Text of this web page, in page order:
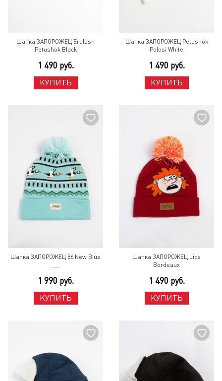
Шапка ЗАПОРОЖЕЦ Eralash
Petushok Black
1 490 руб.
КУПИТЬ
Шапка ЗАПОРОЖЕЦ Petushok
Polosi White
1 490 руб.
КУПИТЬ
Шапка ЗАПОРОЖЕЦ 86 New Blue
1 990 руб.
КУПИТЬ
Шапка ЗАПОРОЖЕЦ Lica
Bordeaux
1 490 руб.
КУПИТЬ